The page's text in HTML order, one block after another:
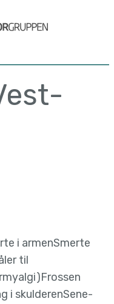
i armenSmerte
til
i skulderenSene-